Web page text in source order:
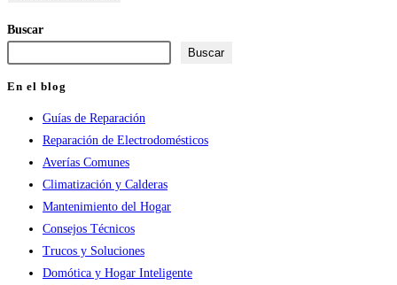
comentar
comentar
(opcional)
Buscar
Buscar
En el blog
Guías de Reparación
Reparación de Electrodomésticos
Averías Comunes
Climatización y Calderas
Mantenimiento del Hogar
Consejos Técnicos
Trucos y Soluciones
Domótica y Hogar Inteligente